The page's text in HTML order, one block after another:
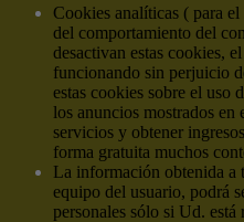
Cookies analíticas ( para
del comportamiento del
desactivan estas cookies,
funcionando sin perjuicio
estas cookies sobre el uso
los anuncios mostrados en
servicios y obtener
forma gratuita muchos
La información obtenida a
equipo del usuario, podrá
personales sólo si Ud.